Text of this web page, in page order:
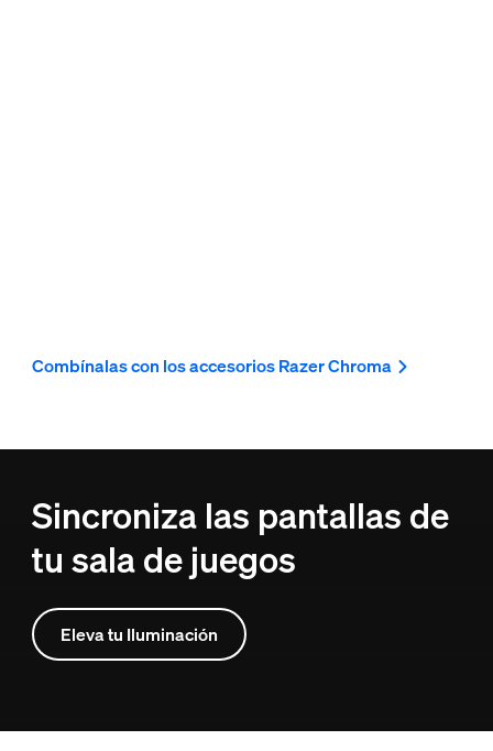
Combínalas con los accesorios Razer Chroma
Sincroniza las pantallas de
tu sala de juegos
Eleva tu Iluminación